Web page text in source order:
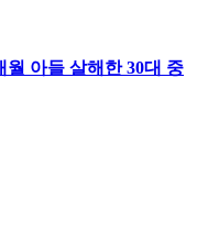
아들 살해한 30대 중